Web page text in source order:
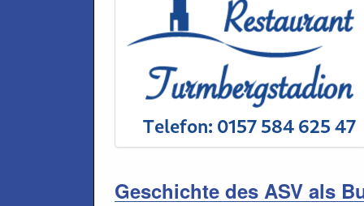
Geschichte des ASV als